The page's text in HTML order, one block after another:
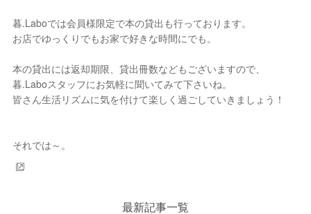
暮.Laboでは会員様限定で本の貸出も行っております。
お店でゆっくりでもお家で好きな時間にでも。
本の貸出には返却期限、貸出冊数などもございますので、
暮.Laboスタッフにお気軽に聞いてみて下さいね。
皆さん生活リズムに気を付けて楽しく過ごしていきましょう！
それでは～。
最新記事一覧